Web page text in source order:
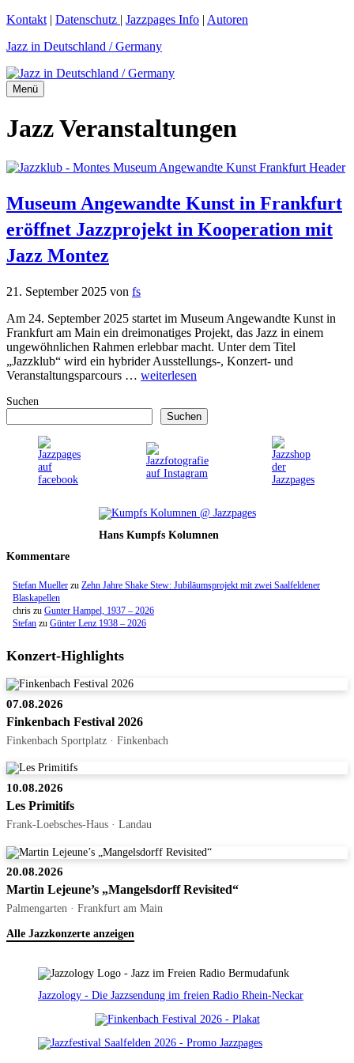
Zum
springen
Kontakt | Datenschutz | Jazzpages Info | Autoren
Jazz in Deutschland / Germany
Menü
Jazz Veranstaltungen
Museum Angewandte Kunst in Frankfurt
eröffnet Jazzprojekt in Kooperation mit
Jazz Montez
21. September 2025 von fs
Am 24. September 2025 startet im Museum Angewandte Kunst in
Frankfurt am Main ein dreimonatiges Projekt, das Jazz in einem
ungewöhnlichen Rahmen erlebbar macht. Unter dem Titel
„Jazzklub“ wird ein hybrider Ausstellungs-, Konzert- und
Veranstaltungsparcours … weiterlesen
Suchen
Suchen
Hans Kumpfs Kolumnen
Kommentare
Stefan Mueller zu Zehn Jahre Shake Stew: Jubiläumsprojekt mit zwei Saalfeldener
Blaskapellen
chris zu Gunter Hampel, 1937 – 2026
Stefan zu Günter Lenz 1938 – 2026
Konzert-Highlights
07.08.2026
Finkenbach Festival 2026
Finkenbach Sportplatz · Finkenbach
10.08.2026
Les Primitifs
Frank-Loebsches-Haus · Landau
20.08.2026
Martin Lejeune’s „Mangelsdorff Revisited“
Palmengarten · Frankfurt am Main
Alle Jazzkonzerte anzeigen
Jazzology - Die Jazzsendung im freien Radio Rhein-Neckar